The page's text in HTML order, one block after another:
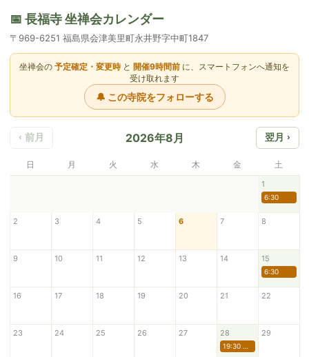
📅 長福寺 坐禅会カレンダー
〒969-6251 福島県会津美里町永井野字中町1847
坐禅会の 予定確定・変更時と 開催9時間前 に、スマートフォンへ通知を
受け取れます
🔔 この寺院をフォローする
‹ 前月 2026年8月 翌月 ›
日 月 火 水 木 金 土
1
6:30
2 3 4 5 6 7 8
9 10 11 12 13 14 15
6:30
16 17 18 19 20 21 22
23 24 25 26 27 28
19:30 夜の坐禅会
29